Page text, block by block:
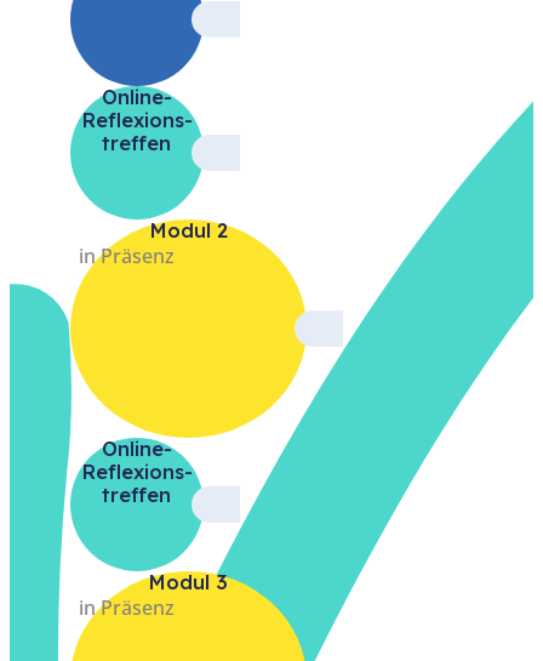
Online-
Reflexions­
treffen
Modul 2
in Präsenz
Online-
Reflexions­
treffen
Modul 3
in Präsenz